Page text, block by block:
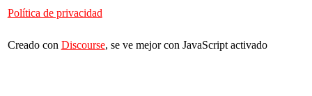
Política de privacidad
Creado con Discourse, se ve mejor con JavaScript activado